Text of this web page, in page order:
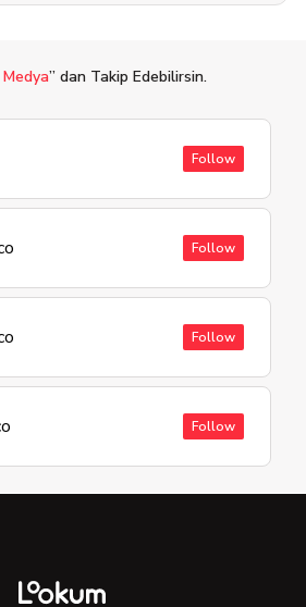
” dan Takip Edebilirsin.
Follow
Follow
Follow
Follow